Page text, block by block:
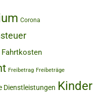
Corona
Fahrtkosten
Freibetrag Freibeträge
Dienstleistungen Kinder